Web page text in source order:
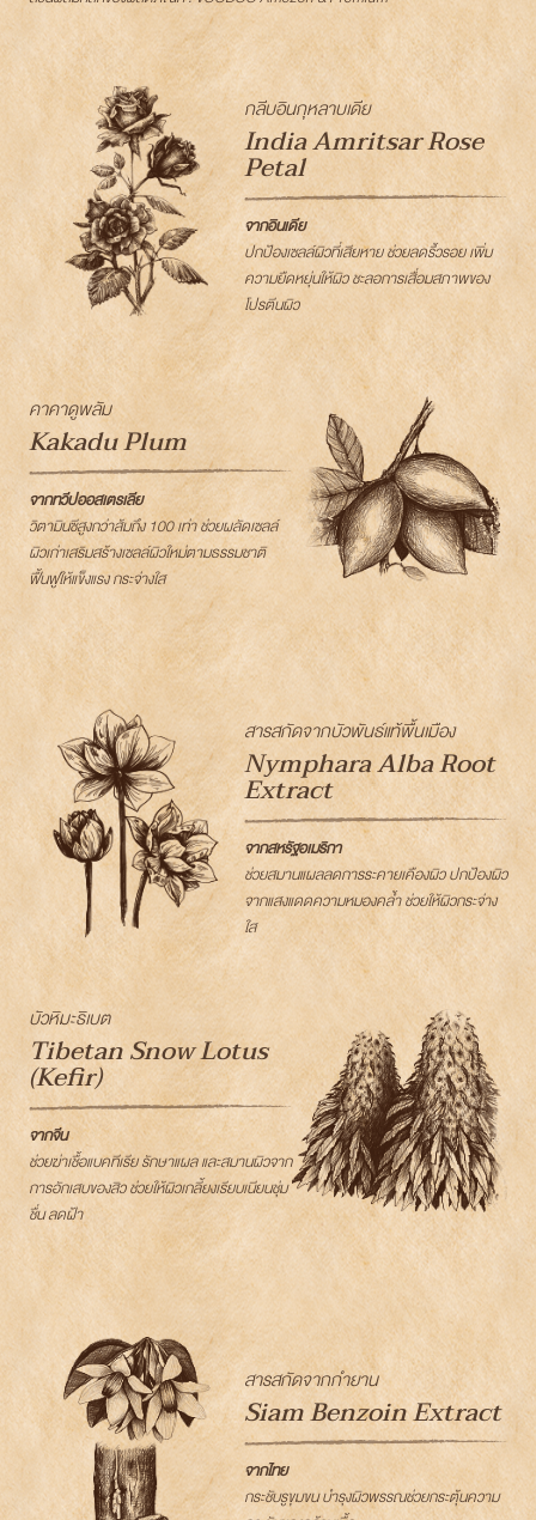
กลีบอินกุหลาบเดีย
India Amritsar Rose
Petal
จากอินเดีย
ปกป้องเซลล์ผิวที่เสียหาย ช่วยลดริ้่วรอย เพิ่ม
ความยืดหยุ่นให้ผิว ชะลอการเสื่อมสภาพของ
โปรตีนผิว
คาคาดูพลัม
Kakadu Plum
จากทวีปออสเตรเลีย
วิตามินซีสูงกว่าส้มถึง 100 เท่า ช่วยผลัดเซลล์
ผิวเก่าเสริมสร้างเซลล์ผิวใหม่ตามธรรมชาติ
ฟื้นฟูให้แข็งแรง กระจ่างใส
สารสกัดจากบัวพันธ์แท้พื้นเมือง
Nymphara Alba Root
Extract
จากสหรัฐอเมริกา
ช่วยสมานแผลลดการระคายเคืองผิว ปกป้องผิว
จากแสงแดดความหมองคล้ำ ช่วยให้ผิวกระจ่าง
ใส
บัวหิมะธิเบต
Tibetan Snow Lotus
(Kefir)
จากจีน
ช่วยฆ่าเชื้อแบคทีเรีย รักษาแผล และสมานผิวจาก
การอักเสบของสิว ช่วยให้ผิวเกลี้ยงเรียบเนียนชุ่ม
ชื่น ลดฝ้า
สารสกัดจากกำยาน
Siam Benzoin Extract
จากไทย
กระชับรูขุมขน บำรุงผิวพรรณช่วยกระตุ้นความ